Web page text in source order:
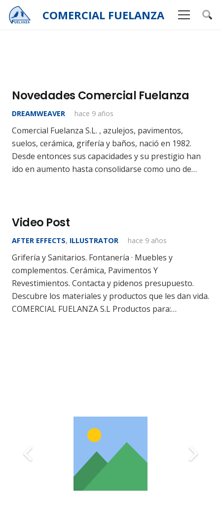
COMERCIAL FUELANZA
Novedades Comercial Fuelanza
DREAMWEAVER hace 9 años
Comercial Fuelanza S.L. , azulejos, pavimentos,
suelos, cerámica, grifería y baños, nació en 1982.
Desde entonces sus capacidades y su prestigio han
ido en aumento hasta consolidarse como uno de…
Video Post
AFTER EFFECTS, ILLUSTRATOR hace 9 años
Grifería y Sanitarios. Fontanería · Muebles y
complementos. Cerámica, Pavimentos Y
Revestimientos. Contacta y pidenos presupuesto.
Descubre los materiales y productos que les dan vida.
COMERCIAL FUELANZA S.L Productos para:…